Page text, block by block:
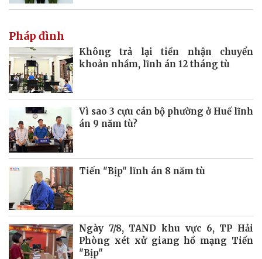
Pháp đình
Không trả lại tiền nhận chuyển
khoản nhầm, lĩnh án 12 tháng tù
Vì sao 3 cựu cán bộ phường ở Huế lĩnh
án 9 năm tù?
Tiến "Bịp" lĩnh án 8 năm tù
Ngày 7/8, TAND khu vực 6, TP Hải
Phòng xét xử giang hồ mạng Tiến
"Bịp"